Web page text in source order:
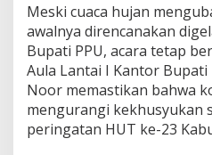
Meski cuaca hujan
awalnya direncanakan
Bupati PPU, acara tetap
Aula Lantai I Kantor Bupati
Noor memastikan bahwa
mengurangi kekhusyukan
peringatan HUT ke-23